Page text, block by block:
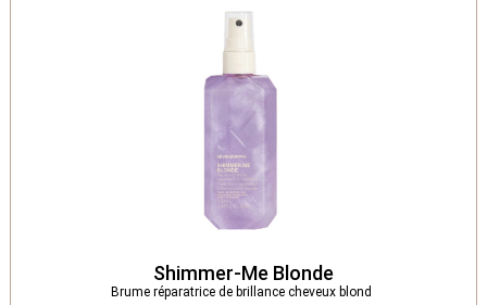
Shimmer-Me Blonde
Brume réparatrice de brillance cheveux blond